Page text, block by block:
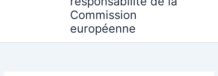
Commission
européenne